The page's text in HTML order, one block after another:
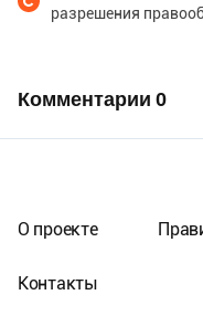
разрешения
Комментарии 0
О проекте
Контакты